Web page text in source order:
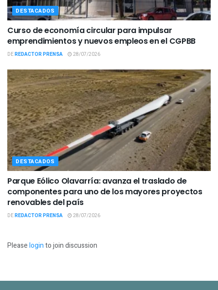
DESTACADOS
Curso de economía circular para impulsar
emprendimientos y nuevos empleos en el CGPBB
DEREDACTOR PRENSA 28/07/2026
DESTACADOS
Parque Eólico Olavarría: avanza el traslado de
componentes para uno de los mayores proyectos
renovables del país
DEREDACTOR PRENSA 28/07/2026
Pleaseloginto join discussion